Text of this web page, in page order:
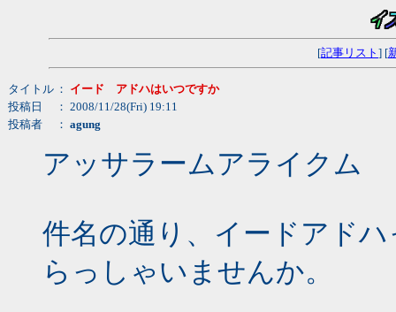
[記事リスト ] [
タイトル ： イード アドハはいつですか
投稿日
： 2008/11/28(Fri) 19:11
投稿者
： agung
アッサラームアライクム
件名の通り、イードアド
らっしゃいませんか。